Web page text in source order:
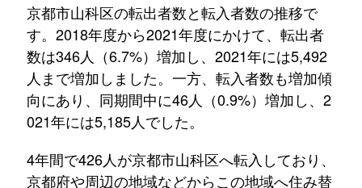
京都市山科区の転出者数と転入者数の推移で
す。2018年度から2021年度にかけて、転出者
数は346人（6.7%）増加し、2021年には5,492
人まで増加しました。一方、転入者数も増加傾
向にあり、同期間中に46人（0.9%）増加し、2
021年には5,185人でした。
4年間で426人が京都市山科区へ転入しており、
京都府や周辺の地域などからこの地域へ住み替